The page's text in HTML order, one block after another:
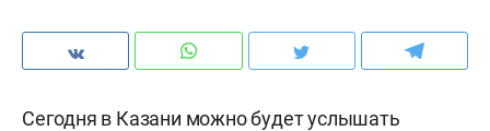
Сегодня в Казани можно будет услышать